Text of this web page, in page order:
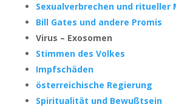
Sexu­al­ver­bre­chen und ritu­el­ler
Bill Gates und ande­re Promis
Virus – Exosomen
Stim­men des Volkes
Impf­schä­den
öster­rei­chi­sche Regierung
Spi­ri­tua­li­tät und Bewußtsein